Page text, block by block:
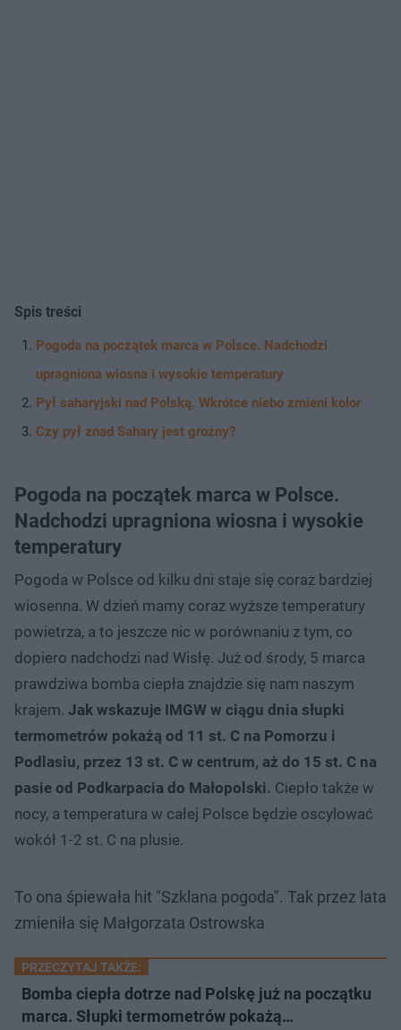
Spis treści
Pogoda na początek marca w Polsce. Nadchodzi
upragniona wiosna i wysokie temperatury
Pył saharyjski nad Polską. Wkrótce niebo zmieni kolor
Czy pył znad Sahary jest groźny?
Pogoda na początek marca w Polsce.
Nadchodzi upragniona wiosna i wysokie
temperatury
Pogoda w Polsce od kilku dni staje się coraz bardziej
wiosenna. W dzień mamy coraz wyższe temperatury
powietrza, a to jeszcze nic w porównaniu z tym, co
dopiero nadchodzi nad Wisłę. Już od środy, 5 marca
prawdziwa bomba ciepła znajdzie się nam naszym
krajem. Jak wskazuje IMGW w ciągu dnia słupki
termometrów pokażą od 11 st. C na Pomorzu i
Podlasiu, przez 13 st. C w centrum, aż do 15 st. C na
pasie od Podkarpacia do Małopolski. Ciepło także w
nocy, a temperatura w całej Polsce będzie oscylować
wokół 1-2 st. C na plusie.
To ona śpiewała hit "Szklana pogoda". Tak przez lata
zmieniła się Małgorzata Ostrowska
PRZECZYTAJ TAKŻE:
Bomba ciepła dotrze nad Polskę już na początku
marca. Słupki termometrów pokażą…